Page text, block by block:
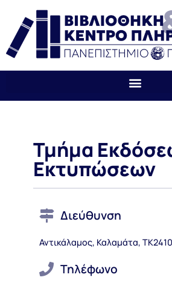
Τμήμα
Εκτυπώσεων
Διεύθυνση
Αντικάλαμος, Καλαμάτα,
Τηλέφωνο